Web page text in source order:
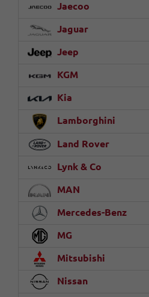
Jaecoo
Jaguar
Jeep
KGM
Kia
Lamborghini
Land Rover
Lynk & Co
MAN
Mercedes-Benz
MG
Mitsubishi
Nissan